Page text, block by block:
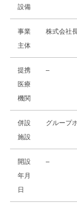
設備
事業
主体
株式会社
提携
医療
機関
–
併設
施設
グループ
開設
年月
日
–